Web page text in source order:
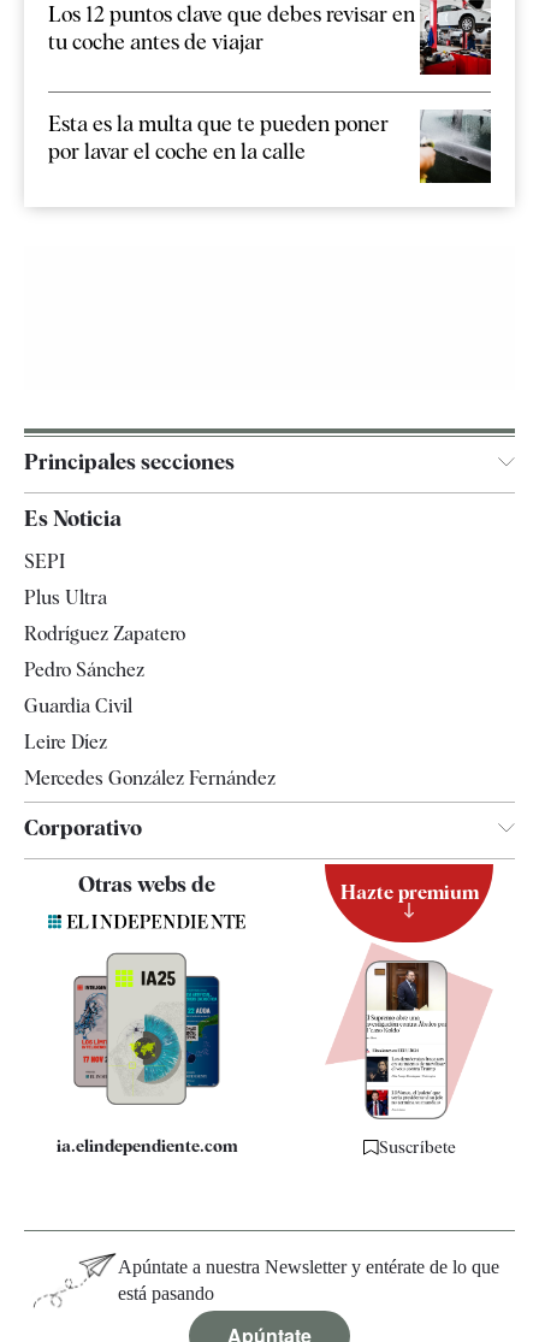
Los 12 puntos clave que debes revisar en
tu coche antes de viajar
Esta es la multa que te pueden poner
por lavar el coche en la calle
Principales secciones
España
Televisión
Es Noticia
SEPI
Plus Ultra
Rodríguez Zapatero
Pedro Sánchez
Guardia Civil
Leire Díez
Mercedes González Fernández
Corporativo
Contacto
Quiénes somos
Especificaciones
Otras webs de
ia.elindependiente.com
Hazte premium
Suscríbete
Apúntate a nuestra Newsletter y entérate de lo que
está pasando
Apúntate